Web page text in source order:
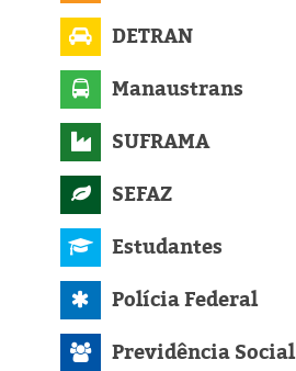
DETRAN
Manaustrans
SUFRAMA
SEFAZ
Estudantes
Polícia Federal
Previdência Social